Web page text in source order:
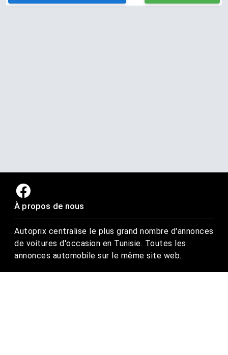
À propos de nous
Autoprix centralise le plus grand nombre d'annonces
de voitures d'occasion en Tunisie. Toutes les
annonces automobile sur le même site web.